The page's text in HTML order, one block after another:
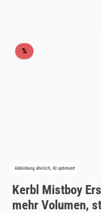
Bildergalerie überspringen
%Rabatt
Abbildung ähnlich, KI optimiert
Kerbl Mistboy
mehr Volumen,